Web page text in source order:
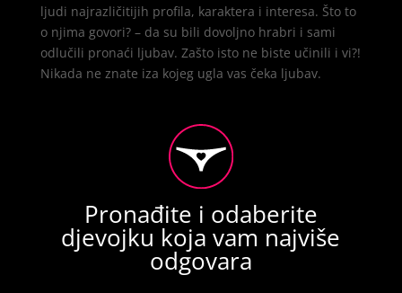
ljudi najrazličitijih profila, karaktera i interesa. Što to
o njima govori? – da su bili dovoljno hrabri i sami
odlučili pronaći ljubav. Zašto isto ne biste učinili i vi?!
Nikada ne znate iza kojeg ugla vas čeka ljubav.
Pronađite i odaberite
djevojku koja vam najviše
odgovara